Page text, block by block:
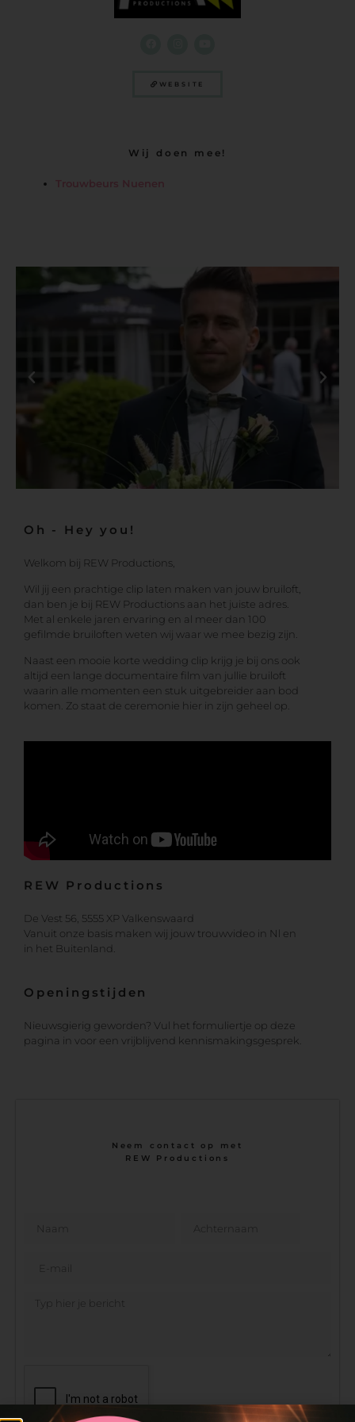
WEBSITE
Wij doen mee!
Trouwbeurs Nuenen
Oh - Hey you!
Welkom bij REW Productions,
Wil jij een prachtige clip laten maken van jouw bruiloft,
dan ben je bij REW Productions aan het juiste adres.
Met al enkele jaren ervaring en al meer dan 100
gefilmde bruiloften weten wij waar we mee bezig zijn.
Naast een mooie korte wedding clip krijg je bij ons ook
altijd een lange documentaire film van jullie bruiloft
waarin alle momenten een stuk uitgebreider aan bod
komen. Zo staat de ceremonie hier in zijn geheel op.
REW Productions
De Vest 56, 5555 XP Valkenswaard
Vanuit onze basis maken wij jouw trouwvideo in Nl en
in het Buitenland.
Openingstijden
Nieuwsgierig geworden? Vul het formuliertje op deze
pagina in voor een vrijblijvend kennismakingsgesprek.
Neem contact op met
REW Productions